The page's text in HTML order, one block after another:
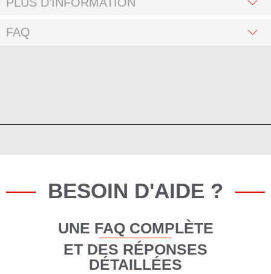
FAQ
BESOIN D'AIDE ?
UNE FAQ COMPLÈTE
ET DES RÉPONSES
DÉTAILLÉES